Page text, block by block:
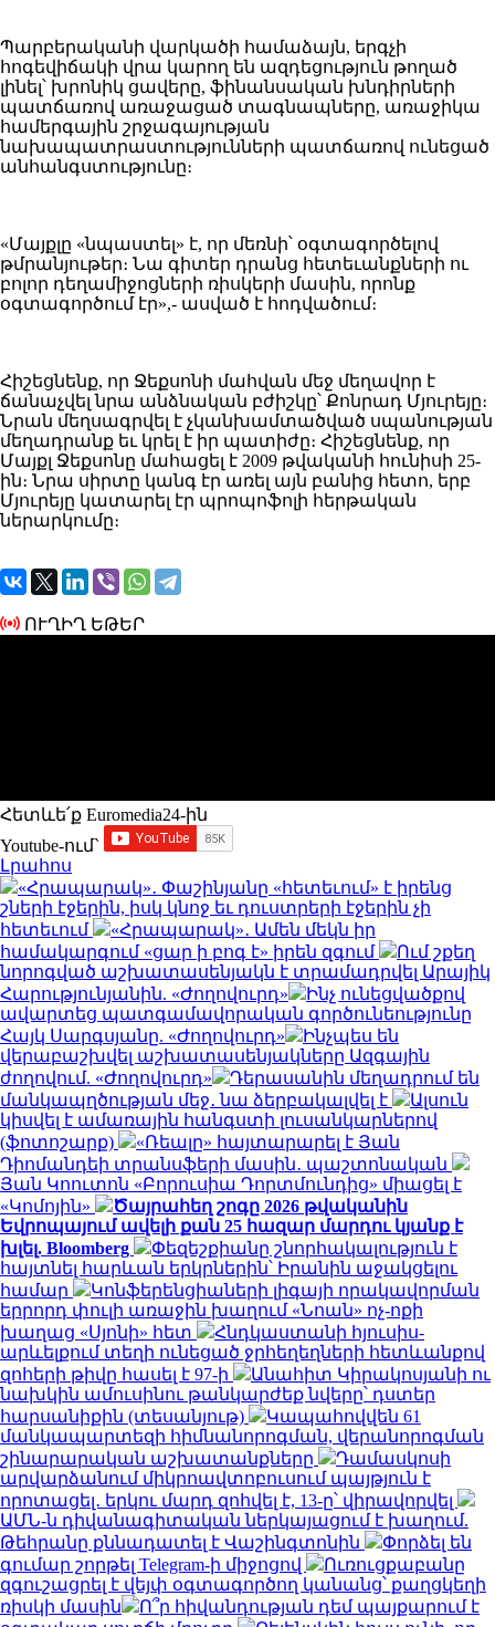
Պարբերականի վարկածի համաձայն, երգչի
հոգեվիճակի վրա կարող են ազդեցություն թողած
լինել՝ խրոնիկ ցավերը, ֆինանսական խնդիրների
պատճառով առաջացած տագնապները, առաջիկա
համերգային շրջագայության
նախապատրաստությունների պատճառով ունեցած
անհանգստությունը։
«Մայքլը «նպաստել» է, որ մեռնի՝ օգտագործելով
թմրանյութեր։ Նա գիտեր դրանց հետեւանքների ու
բոլոր դեղամիջոցների ռիսկերի մասին, որոնք
օգտագործում էր»,- ասված է հոդվածում։
Հիշեցնենք, որ Ջեքսոնի մահվան մեջ մեղավոր է
ճանաչվել նրա անձնական բժիշկը՝ Քոնրադ Մյուրեյը։
Նրան մեղսագրվել է չկանխամտածված սպանության
մեղադրանք եւ կրել է իր պատիժը։ Հիշեցնենք, որ
Մայքլ Ջեքսոնը մահացել է 2009 թվականի հունիսի 25-
ին։ Նրա սիրտը կանգ էր առել այն բանից հետո, երբ
Մյուրեյը կատարել էր պրոպոֆոլի հերթական
ներարկումը։
ՈՒՂԻՂ ԵԹԵՐ
Հետևե՛ք Euromedia24-ին
Youtube-ում`
Լրահոս
«Հրապարակ»․ Փաշինյանը «հետեւում» է իրենց
շների էջերին, իսկ կնոջ եւ դուստրերի էջերին չի
հետեւում
«Հրապարակ»․ Ամեն մեկն իր
համակարգում «ցար ի բոգ է» իրեն զգում
Ում շքեղ
նորոգված աշխատասենյակն է տրամադրվել Արայիկ
Հարությունյանին. «Ժողովուրդ»
Ինչ ունեցվածքով
ավարտեց պատգամավորական գործունեությունը
Հայկ Սարգսյանը. «Ժողովուրդ»
Ինչպես են
վերաբաշխվել աշխատասենյակները Ազգային
ժողովում. «Ժողովուրդ»
Դերասանին մեղադրում են
մանկապղծության մեջ․ նա ձերբակալվել է
Ալսուն
կիսվել է ամառային հանգստի լուսանկարներով
(ֆոտոշարք)
«Ռեալը» հայտարարել է Յան
Դիոմանդեի տրանսֆերի մասին․ պաշտոնական
Յան Կոուտոն «Բորուսիա Դորտմունդից» միացել է
«Կոմոյին»
Ծայրահեղ շոգը 2026 թվականին
Եվրոպայում ավելի քան 25 հազար մարդու կյանք է
խլել. Bloomberg
Փեզեշքիանը շնորհակալություն է
հայտնել հարևան երկրներին՝ Իրանին աջակցելու
համար
Կոնֆերենցիաների լիգայի որակավորման
երրորդ փուլի առաջին խաղում «Նոան» ոչ-ոքի
խաղաց «Սյոնի» հետ
Հնդկաստանի հյուսիս-
արևելքում տեղի ունեցած ջրհեղեղների հետևանքով
զոհերի թիվը հասել է 97-ի
Անահիտ Կիրակոսյանի ու
նախկին ամուսինու թանկարժեք նվերը՝ դստեր
հարսանիքին (տեսանյութ)
Կապահովվեն 61
մանկապարտեզի հիմնանորոգման, վերանորոգման
շինարարական աշխատանքները
Դամասկոսի
արվարձանում միկրոավտոբուսում պայթյուն է
որոտացել․ երկու մարդ զոհվել է, 13-ը՝ վիրավորվել
ԱՄՆ-ն դիվանագիտական ներկայացում է խաղում.
Թեհրանը քննադատել է Վաշինգտոնին
Փորձել են
գումար շորթել Telegram-ի միջոցով
Ուռուցքաբանը
զգուշացրել է վեյփ օգտագործող կանանց՝ քաղցկեղի
ռիսկի մասին
Ո՞ր հիվանդության դեմ պայքարում է